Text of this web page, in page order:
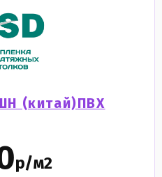
(китай)ПВХ
р/м2